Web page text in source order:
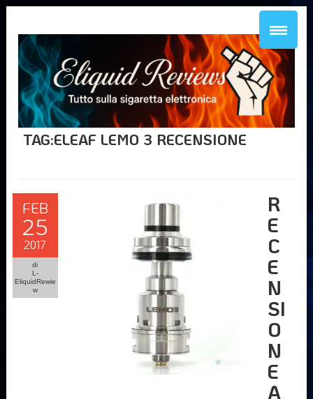
TAG:ELEAF LEMO 3 RECENSIONE
FEB
25
2017
di
L-
EliquidRewie
w
R
E
C
E
N
SI
O
N
E
A